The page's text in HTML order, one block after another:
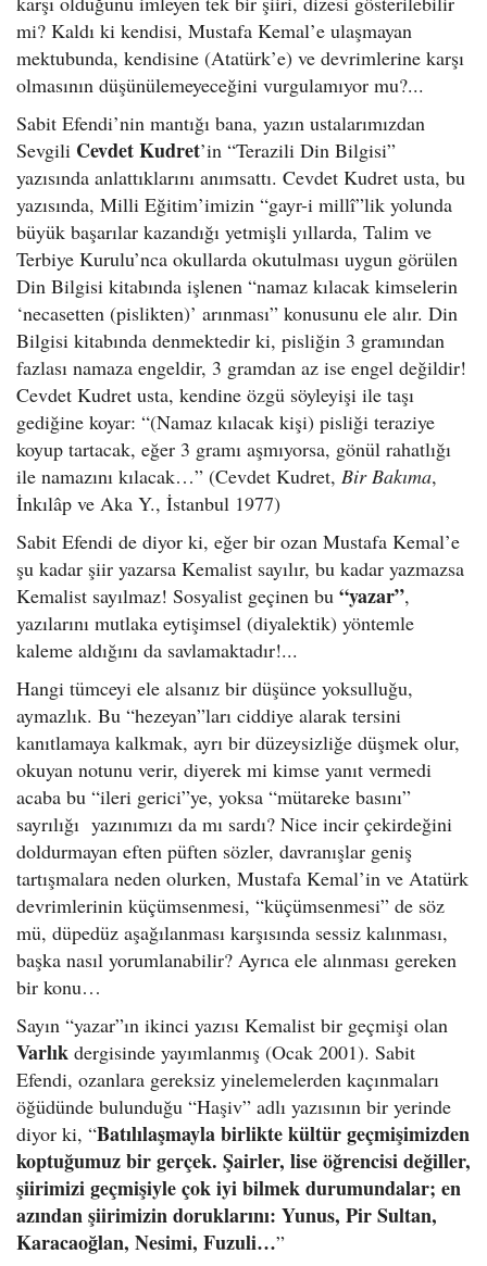
mi? Kaldı ki kendisi, Mustafa Kemal’e ulaşmayan
mektubunda, kendisine (Atatürk’e) ve devrimlerine karşı
olmasının düşünülemeyeceğini vurgulamıyor mu?...
Sabit Efendi’nin mantığı bana, yazın ustalarımızdan
Sevgili Cevdet Kudret’in “Terazili Din Bilgisi”
yazısında anlattıklarını anımsattı. Cevdet Kudret usta, bu
yazısında, Milli Eğitim’imizin “gayr-i millî”lik yolunda
büyük başarılar kazandığı yetmişli yıllarda, Talim ve
Terbiye Kurulu’nca okullarda okutulması uygun görülen
Din Bilgisi kitabında işlenen “namaz kılacak kimselerin
‘necasetten (pislikten)’ arınması” konusunu ele alır. Din
Bilgisi kitabında denmektedir ki, pisliğin 3 gramından
fazlası namaza engeldir, 3 gramdan az ise engel değildir!
Cevdet Kudret usta, kendine özgü söyleyişi ile taşı
gediğine koyar: “(Namaz kılacak kişi) pisliği teraziye
koyup tartacak, eğer 3 gramı aşmıyorsa, gönül rahatlığı
ile namazını kılacak…” (Cevdet Kudret, Bir Bakıma,
İnkılâp ve Aka Y., İstanbul 1977)
Sabit Efendi de diyor ki, eğer bir ozan Mustafa Kemal’e
şu kadar şiir yazarsa Kemalist sayılır, bu kadar yazmazsa
Kemalist sayılmaz! Sosyalist geçinen bu “yazar”,
yazılarını mutlaka eytişimsel (diyalektik) yöntemle
kaleme aldığını da savlamaktadır!...
Hangi tümceyi ele alsanız bir düşünce yoksulluğu,
aymazlık. Bu “hezeyan”ları ciddiye alarak tersini
kanıtlamaya kalkmak, ayrı bir düzeysizliğe düşmek olur,
okuyan notunu verir, diyerek mi kimse yanıt vermedi
acaba bu “ileri gerici”ye, yoksa “mütareke basını”
sayrılığı yazınımızı da mı sardı? Nice incir çekirdeğini
doldurmayan eften püften sözler, davranışlar geniş
tartışmalara neden olurken, Mustafa Kemal’in ve Atatürk
devrimlerinin küçümsenmesi, “küçümsenmesi” de söz
mü, düpedüz aşağılanması karşısında sessiz kalınması,
başka nasıl yorumlanabilir? Ayrıca ele alınması gereken
bir konu…
Sayın “yazar”ın ikinci yazısı Kemalist bir geçmişi olan
Varlık dergisinde yayımlanmış (Ocak 2001). Sabit
Efendi, ozanlara gereksiz yinelemelerden kaçınmaları
öğüdünde bulunduğu “Haşiv” adlı yazısının bir yerinde
diyor ki, “Batılılaşmayla birlikte kültür geçmişimizden
koptuğumuz bir gerçek. Şairler, lise öğrencisi değiller,
şiirimizi geçmişiyle çok iyi bilmek durumundalar; en
azından şiirimizin doruklarını: Yunus, Pir Sultan,
Karacaoğlan, Nesimi, Fuzuli…”